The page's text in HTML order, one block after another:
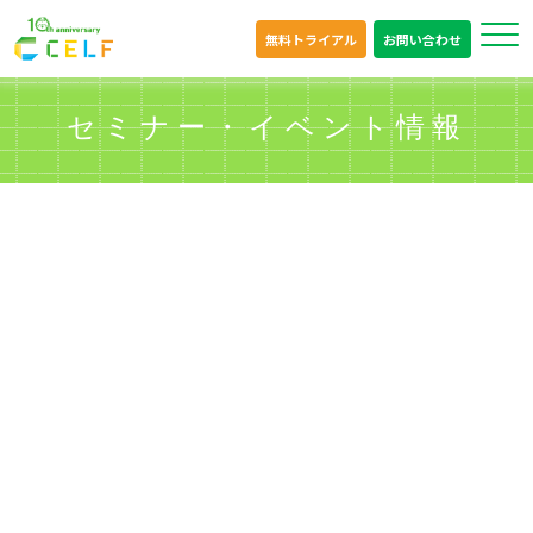
無料トライアル お問い合わせ
セミナー・イベント情報